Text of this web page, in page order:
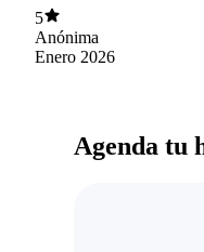
5
Anónima
Enero 2026
Agenda tu